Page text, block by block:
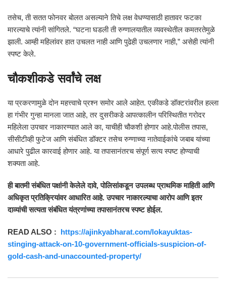
तसेच, ती सतत फोनवर बोलत असल्याने तिचे लक्ष वेधण्यासाठी हातावर फटका
मारल्याचे त्यांनी सांगितले. “घटना घडली ती रुग्णालयातील व्यवस्थेतील कमतरतेमुळे
झाली. आम्ही महिलांवर हात उचलत नाही आणि पुढेही उचलणार नाही,” असेही त्यांनी
स्पष्ट केले.
चौकशीकडे सर्वांचे लक्ष
या प्रकरणामुळे दोन महत्त्वाचे प्रश्न समोर आले आहेत. एकीकडे डॉक्टरांवरील हल्ला
हा गंभीर गुन्हा मानला जात आहे, तर दुसरीकडे आपत्कालीन परिस्थितीत गरोदर
महिलेला उपचार नाकारण्यात आले का, याचीही चौकशी होणार आहे.पोलीस तपास,
सीसीटीव्ही फुटेज आणि संबंधित डॉक्टर तसेच रुग्णाच्या नातेवाईकांचे जबाब यांच्या
आधारे पुढील कारवाई होणार आहे. या तपासानंतरच संपूर्ण सत्य स्पष्ट होण्याची
शक्यता आहे.
ही बातमी संबंधित पक्षांनी केलेले दावे, पोलिसांकडून उपलब्ध प्राथमिक माहिती आणि
अधिकृत प्रतिक्रियांवर आधारित आहे. उपचार नाकारल्याचा आरोप आणि इतर
दाव्यांची सत्यता संबंधित यंत्रणांच्या तपासानंतरच स्पष्ट होईल.
READ ALSO : https://ajinkyabharat.com/lokayuktas-
stinging-attack-on-10-government-officials-suspicion-of-
gold-cash-and-unaccounted-property/